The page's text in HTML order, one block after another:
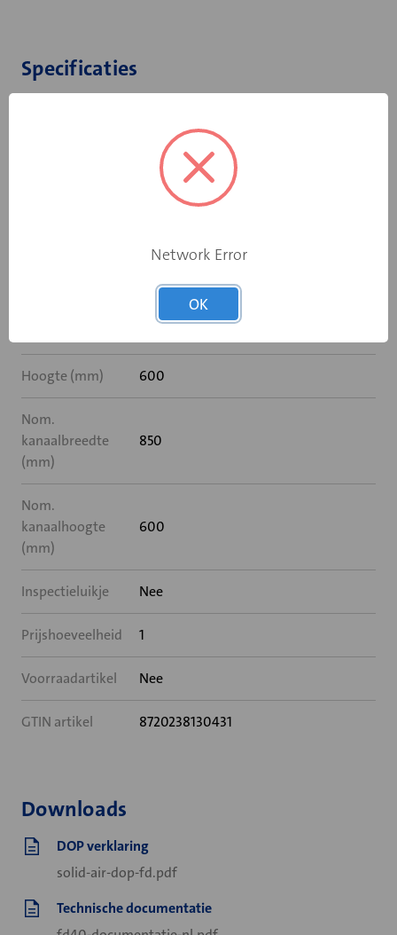
Specificaties
Nee
MF2
Hoogte (mm) 600
Nom.
kanaalbreedte
(mm)
850
Nom.
kanaalhoogte
(mm)
600
Inspectieluikje Nee
Prijshoeveelheid 1
Voorraadartikel Nee
GTIN artikel 8720238130431
Downloads
DOP verklaring
solid-air-dop-fd.pdf
Technische documentatie
Network Error
OK